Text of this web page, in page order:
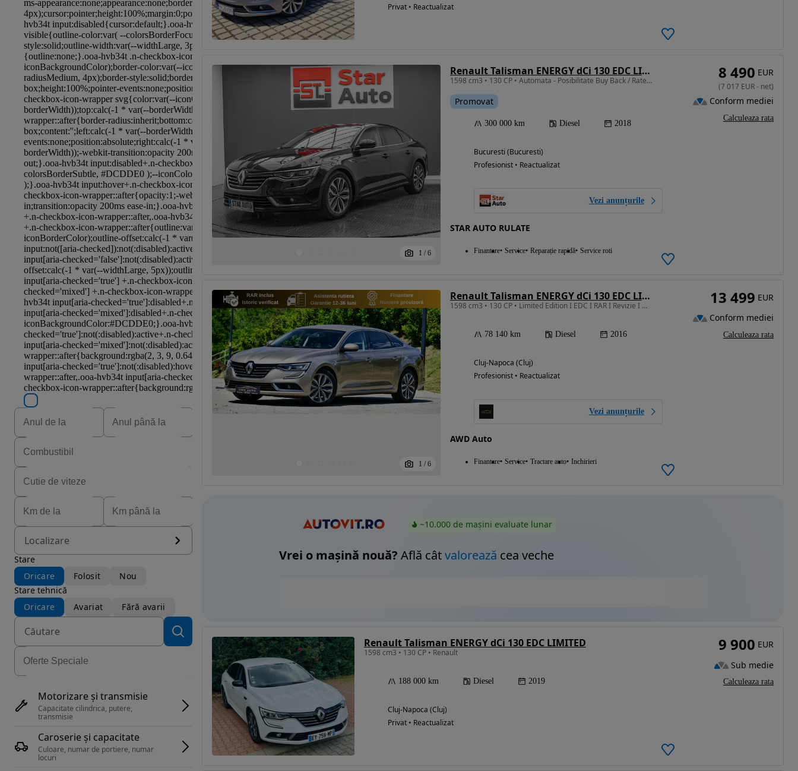
Eligibil pentru
finantare
Localizare
Stare
Oricare
Folosit
Nou
Stare tehnică
Oricare
Avariat Fără avarii
Motorizare și transmisie
Capacitate cilindrica, putere,
transmisie
Caroserie și capacitate
Culoare, numar de portiere, numar
locuri
Privat • Reactualizat
1 / 6
Renault Talisman ENERGY dCi 130 EDC LIMITED
1598 cm3 • 130 CP • Automata - Posibilitate Buy Back / Rate Avans 0% / Garantie 36 Luni
Promovat
300 000 km Diesel 2018
Bucuresti (Bucuresti)
Profesionist • Reactualizat
Vezi anunțurile
STAR AUTO RULATE
Finantare Service Reparație rapidă Service roti
8 490 EUR
(7 017 EUR- net)
Conform mediei
Calculeaza rata
1 / 6
Renault Talisman ENERGY dCi 130 EDC LIMITED
1598 cm3 • 130 CP • Limited Edition I EDC I RAR I Revizie I GARANTIE I Rate I Nr Rosii
78 140 km Diesel 2016
Cluj-Napoca (Cluj)
Profesionist • Reactualizat
Vezi anunțurile
AWD Auto
Finantare Service Tractare auto Inchirieri
13 499 EUR
Conform mediei
Calculeaza rata
~10.000 de mașini evaluate lunar
Vrei o mașină nouă? Află câtvalorează cea veche
Renault Talisman ENERGY dCi 130 EDC LIMITED
1598 cm3 • 130 CP • Renault
188 000 km Diesel 2019
Cluj-Napoca (Cluj)
Privat • Reactualizat
9 900 EUR
Sub medie
Calculeaza rata